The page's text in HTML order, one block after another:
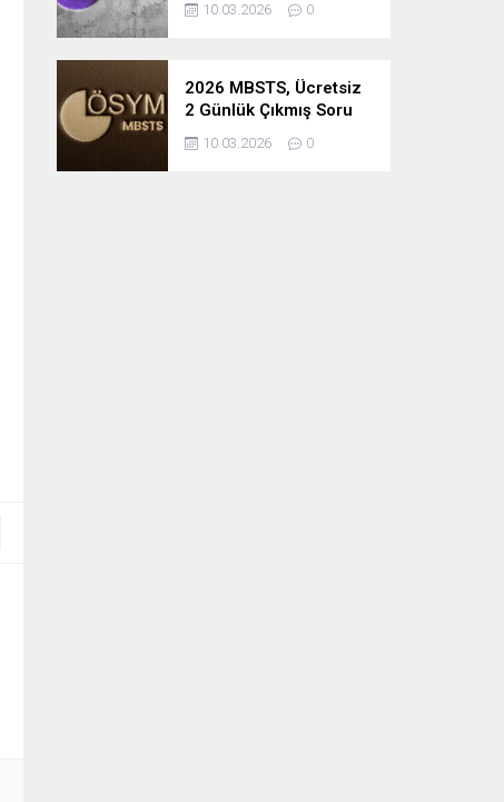
10.03.2026 0
2026 MBSTS, Ücretsiz
2 Günlük Çıkmış Soru
Çözüm Kampı
10.03.2026 0